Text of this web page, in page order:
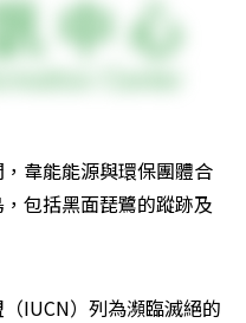
韋能能源與環保團體合
包括黑面琵鷺的蹤跡及
IUCN）列為瀕臨滅絕的